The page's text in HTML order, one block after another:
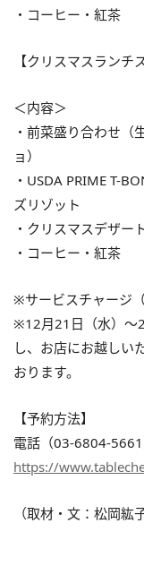
・コーヒー・紅茶
【クリスマスラン
＜内容＞
・前菜盛り合わせ（
ョ）
・USDA PRIME T-
ズリゾット
・クリスマスデザー
・コーヒー・紅茶
※サービスチャージ
※12月21日（水）～
し、お店にお越しい
おります。
【予約方法】
電話（03-6804-
https://
（取材・文：松岡紘